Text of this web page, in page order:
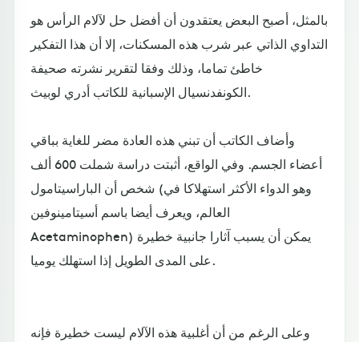
بالمثل، أصبح البعض يعتقدون أن أفضل حل لآلام الرأس هو
التداوي الذاتي عبر شرب هذه المسكنات، إلا أن هذا التفكير
خاطئ تماما، وذلك وفقا لتقرير نشرته صحيفة
الكونفدنسيال الإسبانية للكاتب أدري لوبيث.
وأضاف الكاتب أن تبني هذه العادة مضر للغاية بباقي
أعضاء الجسم. وفي الواقع، أثبتت دراسة شملت 600 ألف
شخص أن الباراسيتامول (وهو الدواء الأكثر استهلاكا في
العالم، ويعرف أيضا باسم أسيتامينوفين
Acetaminophen) يمكن أن يسبب آثارا جانبية خطيرة
على المدى الطويل إذا استهلك يوميا.
وعلى الرغم من أن أغلبية هذه الآلام ليست خطيرة فإنه